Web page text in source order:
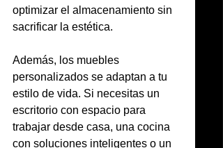
optimizar el almacenamiento sin
sacrificar la estética.
Además, los muebles
personalizados se adaptan a tu
estilo de vida. Si necesitas un
escritorio con espacio para
trabajar desde casa, una cocina
con soluciones inteligentes o un